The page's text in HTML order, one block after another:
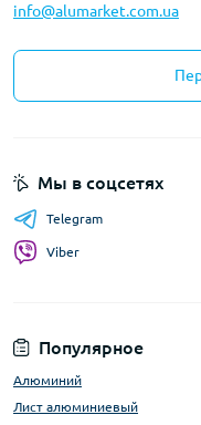
info@alumarket.com.ua
Популярное
Алюминий
Лист алюминиевый
Мы в соцсетях
Telegram
Viber